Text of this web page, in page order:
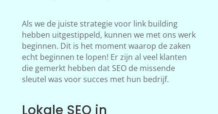
Als we de juiste strategie voor link building
hebben uitgestippeld, kunnen we met ons werk
beginnen. Dit is het moment waarop de zaken
echt beginnen te lopen! Er zijn al veel klanten
die gemerkt hebben dat SEO de missende
sleutel was voor succes met hun bedrijf.
Lokale SEO in